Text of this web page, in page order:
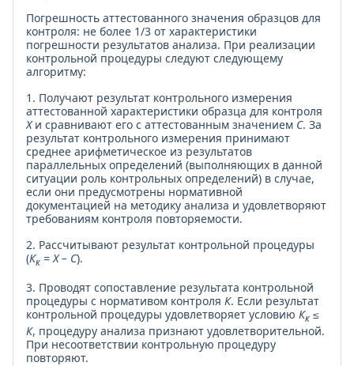
Погрешность аттестованного значения образцов для
контроля: не более 1/3 от характеристики
погрешности результатов анализа. При реализации
контрольной процедуры следуют следующему
алгоритму:
1. Получают результат контрольного измерения
аттестованной характеристики образца для контроля
Хи сравнивают его с аттестованным значением С. За
результат контрольного измерения принимают
среднее арифметическое из результатов
параллельных определений (выполняющих в данной
ситуации роль контрольных определений) в случае,
если они предусмотрены нормативной
документацией на методику анализа и удовлетворяют
требованиям контроля повторяемости.
2. Рассчитывают результат контрольной процедуры
(Кк = Х – С).
3. Проводят сопоставление результата контрольной
процедуры с нормативом контроля К. Если результат
контрольной процедуры удовлетворяет условию Кк ≤
К, процедуру анализа признают удовлетворительной.
При несоответствии контрольную процедуру
повторяют.